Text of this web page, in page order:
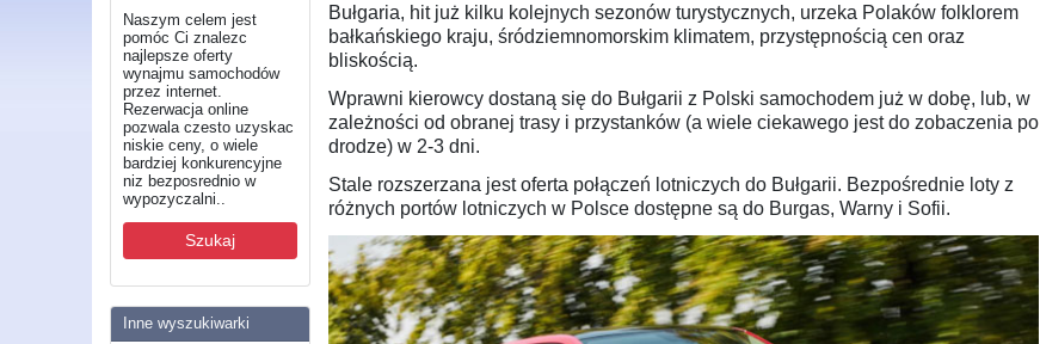
Naszym celem jest
pomóc Ci znalezc
najlepsze oferty
wynajmu samochodów
przez internet.
Rezerwacja online
pozwala czesto uzyskac
niskie ceny, o wiele
bardziej konkurencyjne
niz bezposrednio w
wypozyczalni..
Szukaj
Inne wyszukiwarki
Bułgaria, hit już kilku kolejnych sezonów turystycznych, urzeka Polaków folklorem
bałkańskiego kraju, śródziemnomorskim klimatem, przystępnością cen oraz
bliskością.
Wprawni kierowcy dostaną się do Bułgarii z Polski samochodem już w dobę, lub, w
zależności od obranej trasy i przystanków (a wiele ciekawego jest do zobaczenia po
drodze) w 2-3 dni.
Stale rozszerzana jest oferta połączeń lotniczych do Bułgarii. Bezpośrednie loty z
różnych portów lotniczych w Polsce dostępne są do Burgas, Warny i Sofii.